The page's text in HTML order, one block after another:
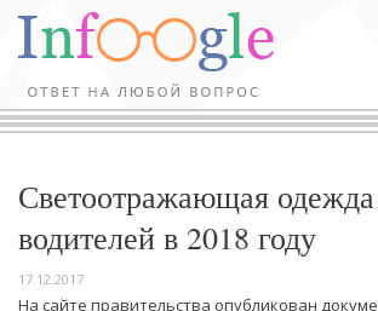
Светоотражающая
водителей в 2018 году
17.12.2017
На сайте правительства опубликован